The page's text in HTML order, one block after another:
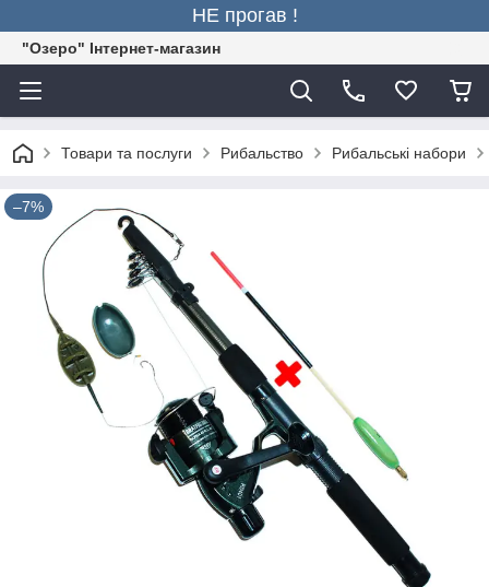
НЕ прогав !
"Озеро" Інтернет-магазин
Товари та послуги Рибальство Рибальські набори
–7%